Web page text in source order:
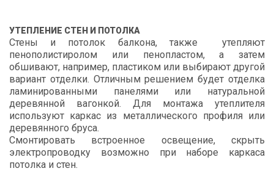
УТЕПЛЕНИЕ СТЕН И ПОТОЛКА
Стены и потолок балкона, также утепляют
пенополистиролом или пенопластом, а затем
обшивают, например, пластиком или выбирают другой
вариант отделки. Отличным решением будет отделка
ламинированными панелями или натуральной
деревянной вагонкой. Для монтажа утеплителя
используют каркас из металлического профиля или
деревянного бруса.
Смонтировать встроенное освещение, скрыть
электропроводку возможно при наборе каркаса
потолка и стен.